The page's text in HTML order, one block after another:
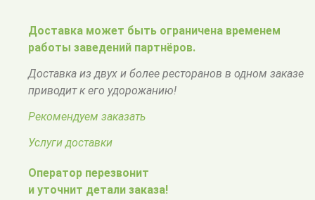
Доставка может быть ограничена временем
работы заведений партнёров.
Доставка из двух и более ресторанов в одном заказе
приводит к его удорожанию!
Рекомендуем заказать
Услуги доставки
Оператор перезвонит
и уточнит детали заказа!